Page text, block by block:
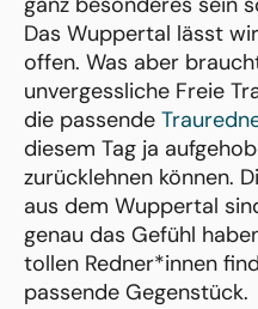
Das Wuppertal lässt
offen. Was aber
unvergessliche Freie
die passende
diesem Tag ja
zurücklehnen können.
aus dem Wuppertal
genau das Gefühl
tollen Redner*innen
passende Gegenstück.